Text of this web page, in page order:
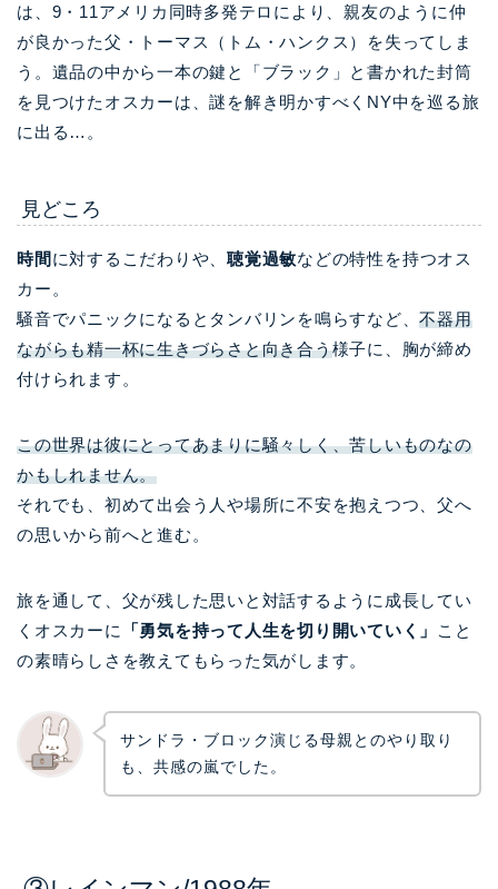
は、9・11アメリカ同時多発テロにより、親友のように仲
が良かった父・トーマス（トム・ハンクス）を失ってしま
う。遺品の中から一本の鍵と「ブラック」と書かれた封筒
を見つけたオスカーは、謎を解き明かすべくNY中を巡る旅
に出る…。
見どころ
時間 に対するこだわりや、聴覚過敏などの特性を持つオス
カー。
騒音でパニックになるとタンバリンを鳴らすなど、不器用
ながらも精一杯に生きづらさと向き合う様子に、胸が締め
付けられます。
この世界は彼にとってあまりに騒々しく、苦しいものなの
かもしれません。
それでも、初めて出会う人や場所に不安を抱えつつ、父へ
の思いから前へと進む。
旅を通して、父が残した思いと対話するように成長してい
くオスカーに
「勇気を持って人生を切り開いていく」
こと
の素晴らしさを教えてもらった気がします。
サンドラ・ブロック演じる母親とのやり取り
も、共感の嵐でした。